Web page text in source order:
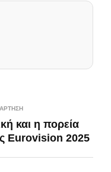
και η πορεία
Eurovision 2025